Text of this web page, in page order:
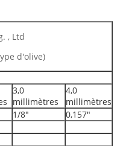
, Ltd
d'olive)
3,0
millimètres
4,0
millimètres
1/8"
0,157"